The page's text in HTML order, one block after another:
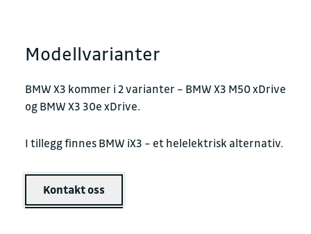
Modellvarianter
BMW X3 kommer i 2 varianter – BMW X3 M50 xDrive
og BMW X3 30e xDrive.
I tillegg finnes BMW iX3 – et helelektrisk alternativ.
Kontakt oss